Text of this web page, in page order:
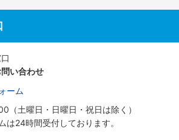
い合わせ
ーム
（土曜日・日曜日・祝日は除く）
は24時間受付しております。